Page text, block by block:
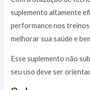
suplemento altamente
performance nos
melhorar sua saúde e
Esse suplemento não
seu uso deve ser